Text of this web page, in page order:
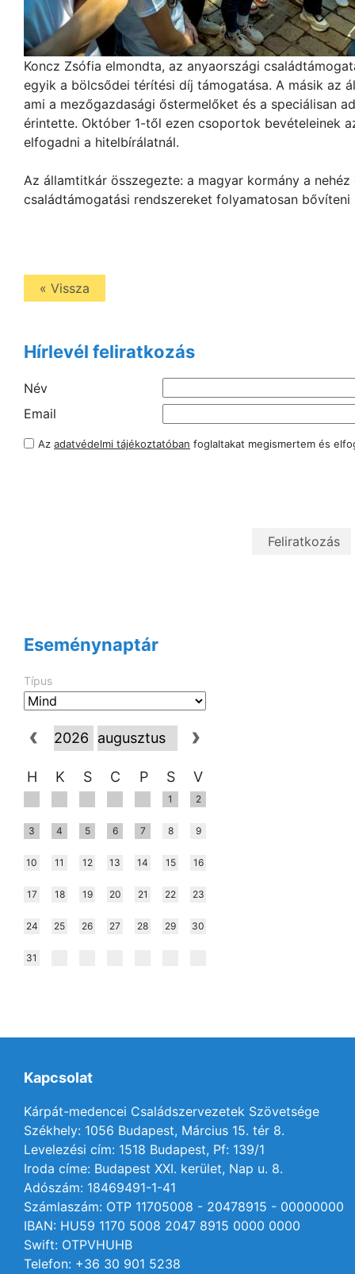
Koncz Zsófia elmondta, az anyaországi
egyik a bölcsődei térítési díj támogatása. A másik az
ami a mezőgazdasági őstermelőket és a speciálisan
érintette. Október 1-től ezen csoportok bevételeinek
elfogadni a hitelbírálatnál.
Az államtitkár összegezte: a magyar kormány a
családtámogatási rendszereket folyamatosan bővíteni
« Vissza
Hírlevél feliratkozás
Név
Email
Az adatvédelmi tájékoztatóban foglaltakat megismertem és
Eseménynaptár
Típus
H K S C P S V
1 2
3 4 5 6 7 8 9
10 11 12 13 14 15 16
17 18 19 20 21 22 23
24 25 26 27 28 29 30
31
Kapcsolat
Kárpát-medencei Családszervezetek Szövetsége
Székhely: 1056 Budapest, Március 15. tér 8.
Levelezési cím: 1518 Budapest, Pf: 139/1
Iroda címe: Budapest XXI. kerület, Nap u. 8.
Adószám: 18469491-1-41
Számlaszám: OTP 11705008 - 20478915 - 00000000
IBAN: HU59 1170 5008 2047 8915 0000 0000
Swift: OTPVHUHB
Telefon: +36 30 901 5238